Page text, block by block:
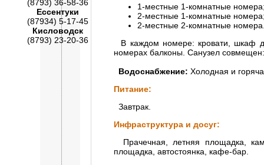
(8793) 36-58-36
Ессентуки
(87934) 5-17-45
Кисловодск
(8793) 23-20-36
1-местные 1-комнатные
2-местные 1-комнатные
2-местные 2-комнатные
В каждом номере: кровати, шкаф
номерах балконы. Санузел
Водоснабжение: Холодная и
Питание:
Завтрак.
Инфраструктура и досуг:
Прачечная, летняя площадка,
площадка, автостоянка, кафе-бар.